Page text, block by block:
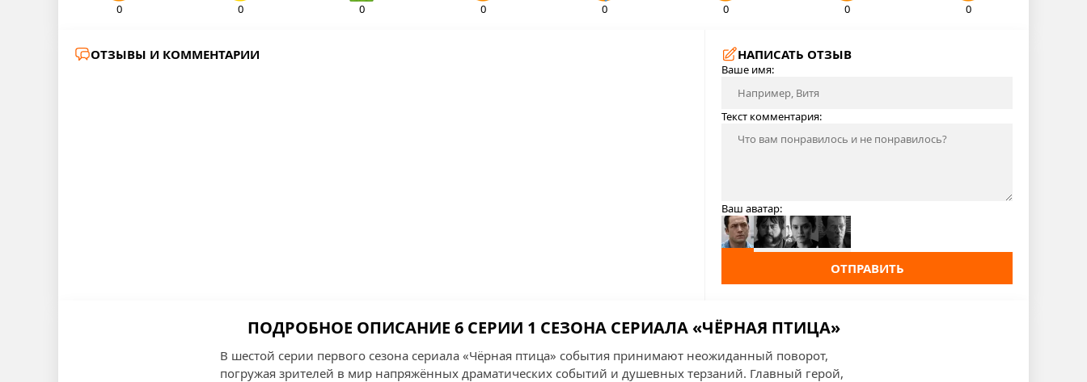
0 0 0 0 0 0 0 0
ОТЗЫВЫ И КОММЕНТАРИИ НАПИСАТЬ ОТЗЫВ
Ваше имя:
Текст комментария:
Ваш аватар:
ОТПРАВИТЬ
ПОДРОБНОЕ ОПИСАНИЕ 6 СЕРИИ 1 СЕЗОНА СЕРИАЛА «ЧЁРНАЯ ПТИЦА»
В шестой серии первого сезона сериала «Чёрная птица» события принимают неожиданный поворот,
погружая зрителей в мир напряжённых драматических событий и душевных терзаний. Главный герой,